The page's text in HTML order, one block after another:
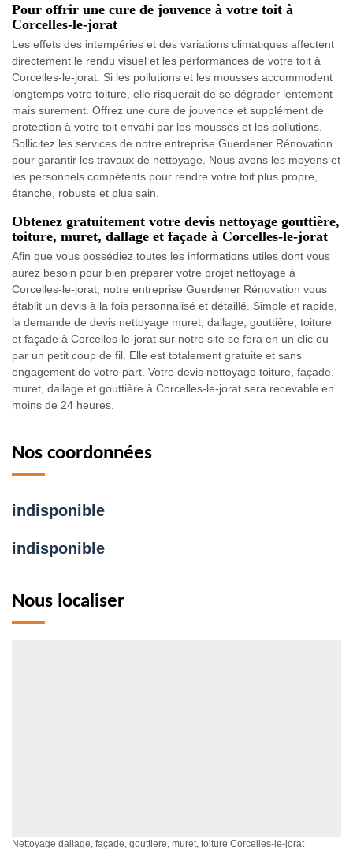
Pour offrir une cure de jouvence à votre toit à
Corcelles-le-jorat
Les effets des intempéries et des variations climatiques affectent
directement le rendu visuel et les performances de votre toit à
Corcelles-le-jorat. Si les pollutions et les mousses accommodent
longtemps votre toiture, elle risquerait de se dégrader lentement
mais surement. Offrez une cure de jouvence et supplément de
protection à votre toit envahi par les mousses et les pollutions.
Sollicitez les services de notre entreprise Guerdener Rénovation
pour garantir les travaux de nettoyage. Nous avons les moyens et
les personnels compétents pour rendre votre toit plus propre,
étanche, robuste et plus sain.
Obtenez gratuitement votre devis nettoyage gouttière,
toiture, muret, dallage et façade à Corcelles-le-jorat
Afin que vous possédiez toutes les informations utiles dont vous
aurez besoin pour bien préparer votre projet nettoyage à
Corcelles-le-jorat, notre entreprise Guerdener Rénovation vous
établit un devis à la fois personnalisé et détaillé. Simple et rapide,
la demande de devis nettoyage muret, dallage, gouttière, toiture
et façade à Corcelles-le-jorat sur notre site se fera en un clic ou
par un petit coup de fil. Elle est totalement gratuite et sans
engagement de votre part. Votre devis nettoyage toiture, façade,
muret, dallage et gouttière à Corcelles-le-jorat sera recevable en
moins de 24 heures.
Nos coordonnées
indisponible
indisponible
Nous localiser
Nettoyage dallage, façade, gouttiere, muret, toiture Corcelles-le-jorat